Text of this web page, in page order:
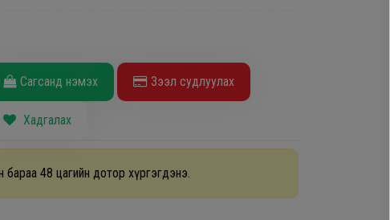
Сагсанд нэмэх Зээл судлуулах
Хадгалах
бараа 48 цагийн дотор хүргэгдэнэ.